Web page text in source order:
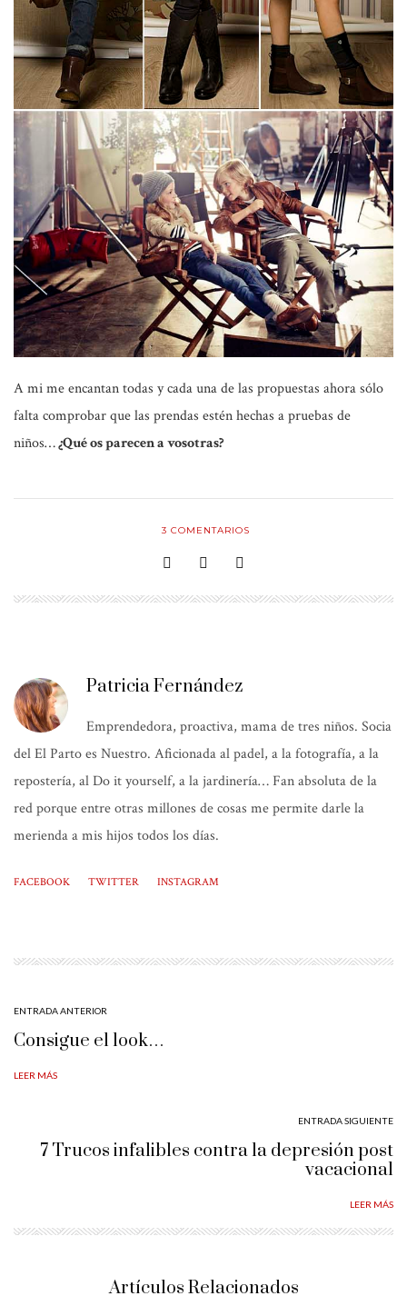
A mi me encantan todas y cada una de las propuestas ahora sólo
falta comprobar que las prendas estén hechas a pruebas de
niños…¿Qué os parecen a vosotras?
3 COMENTARIOS
Patricia Fernández
Emprendedora, proactiva, mama de tres niños. Socia
del El Parto es Nuestro. Aficionada al padel, a la fotografía, a la
repostería, al Do it yourself, a la jardinería… Fan absoluta de la
red porque entre otras millones de cosas me permite darle la
merienda a mis hijos todos los días.
FACEBOOK TWITTER INSTAGRAM
ENTRADA ANTERIOR
Consigue el look…
LEER MÁS
ENTRADA SIGUIENTE
7 Trucos infalibles contra la depresión post
vacacional
LEER MÁS
Artículos Relacionados